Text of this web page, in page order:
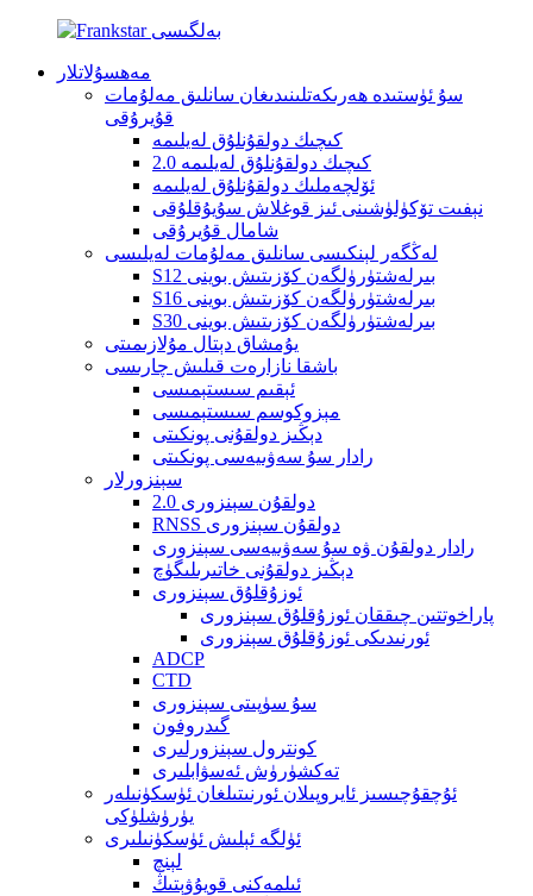
مەھسۇلاتلار
سۇ ئۈستىدە ھەرىكەتلىنىدىغان سانلىق مەلۇمات
قۇيرۇقى
كىچىك دولقۇنلۇق لەيلىمە
كىچىك دولقۇنلۇق لەيلىمە 2.0
ئۆلچەملىك دولقۇنلۇق لەيلىمە
نېفىت تۆكۈلۈشىنى ئىز قوغلاش سۇيۇقلۇقى
شامال قۇيرۇقى
لەڭگەر لېنكىسى سانلىق مەلۇمات لەيلىسى
S12 بىرلەشتۈرۈلگەن كۆزىتىش بوينى
S16 بىرلەشتۈرۈلگەن كۆزىتىش بوينى
S30 بىرلەشتۈرۈلگەن كۆزىتىش بوينى
يۇمشاق دېتال مۇلازىمىتى
باشقا نازارەت قىلىش چارىسى
ئېقىم سىستېمىسى
مېزوكوسم سىستېمىسى
دېڭىز دولقۇنى پونكىتى
رادار سۇ سەۋىيەسى پونكىتى
سېنزورلار
دولقۇن سېنزورى 2.0
RNSS دولقۇن سېنزورى
رادار دولقۇن ۋە سۇ سەۋىيەسى سېنزورى
دېڭىز دولقۇنى خاتىرىلىگۈچ
ئوزۇقلۇق سېنزورى
پاراخوتتىن چىققان ئوزۇقلۇق سېنزورى
ئورنىدىكى ئوزۇقلۇق سېنزورى
ADCP
CTD
سۇ سۈپىتى سېنزورى
گىدروفون
كونترول سېنزورلىرى
تەكشۈرۈش ئەسۋابلىرى
ئۇچقۇچىسىز ئايروپىلان ئورنىتىلغان ئۈسكۈنىلەر
يۈرۈشلۈكى
ئۈلگە ئېلىش ئۈسكۈنىلىرى
لېنچ
ئىلمەكنى قويۇۋېتىڭ